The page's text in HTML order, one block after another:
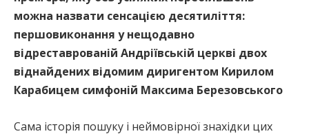
можна назвати сенсацією десятиліття:
першовиконання у нещодавно
відреставрованій Андріївській церкві двох
віднайдених відомим диригентом Кирилом
Карабицем симфоній Максима Березовського
Сама історія пошуку і неймовірної знахідки цих